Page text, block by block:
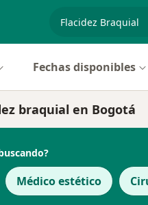
especialidad,
Fechas disponibles
braquial en Bogotá
Médico estético